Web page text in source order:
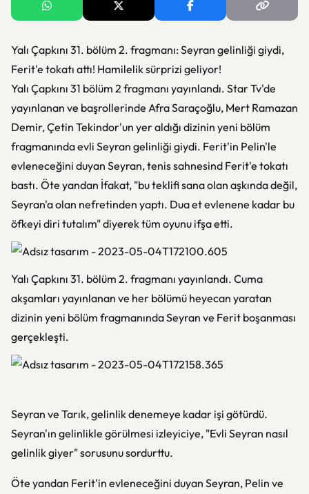
Yalı Çapkını 31. bölüm 2. fragmanı: Seyran gelinliği giydi,
Ferit'e tokatı attı! Hamilelik sürprizi geliyor!
Yalı Çapkını 31 bölüm 2 fragmanı yayınlandı. Star Tv'de
yayınlanan ve başrollerinde Afra Saraçoğlu, Mert Ramazan
Demir, Çetin Tekindor'un yer aldığı dizinin yeni bölüm
fragmanında evli Seyran gelinliği giydi. Ferit'in Pelin'le
evleneceğini duyan Seyran, tenis sahnesind Ferit'e tokatı
bastı. Öte yandan İfakat, "bu teklifi sana olan aşkında değil,
Seyran'a olan nefretinden yaptı. Dua et evlenene kadar bu
öfkeyi diri tutalım" diyerek tüm oyunu ifşa etti.
Yalı Çapkını 31. bölüm 2. fragmanı yayınlandı. Cuma
akşamları yayınlanan ve her bölümü heyecan yaratan
dizinin yeni bölüm fragmanında Seyran ve Ferit boşanması
gerçekleşti.
Seyran ve Tarık, gelinlik denemeye kadar işi götürdü.
Seyran'ın gelinlikle görülmesi izleyiciye, "Evli Seyran nasıl
gelinlik giyer" sorusunu sordurttu.
Öte yandan Ferit'in evleneceğini duyan Seyran, Pelin ve